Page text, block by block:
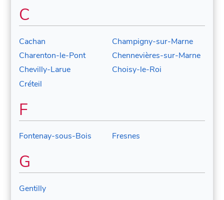
C
Cachan
Champigny-sur-Marne
Charenton-le-Pont
Chennevières-sur-Marne
Chevilly-Larue
Choisy-le-Roi
Créteil
F
Fontenay-sous-Bois Fresnes
G
Gentilly